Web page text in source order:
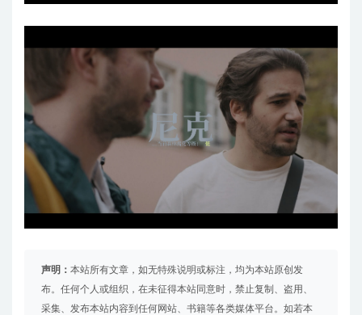
声明： 本站所有文章，如无特殊说明或标注，均为本站原创发
布。任何个人或组织，在未征得本站同意时，禁止复制、盗用、
采集、发布本站内容到任何网站、书籍等各类媒体平台。如若本